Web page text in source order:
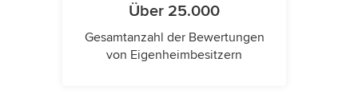
Über 25.000
Gesamtanzahl der Bewertungen
von Eigenheimbesitzern